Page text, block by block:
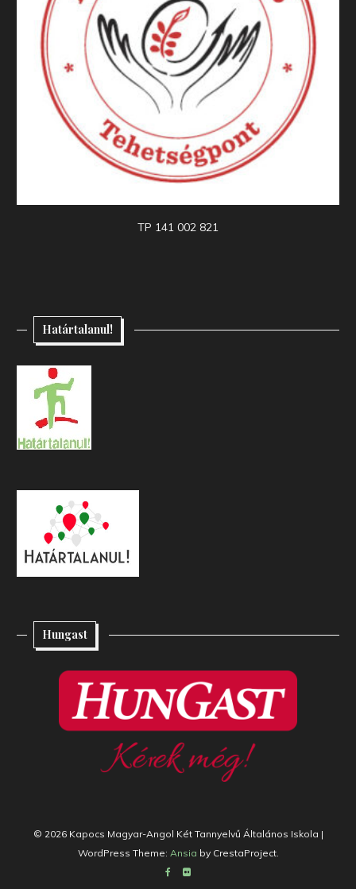
TP 141 002 821
Határtalanul!
Hungast
© 2026 Kapocs Magyar-Angol Két Tannyelvű Általános Iskola |
WordPress Theme: Ansia by CrestaProject.
Facebook
Flickr